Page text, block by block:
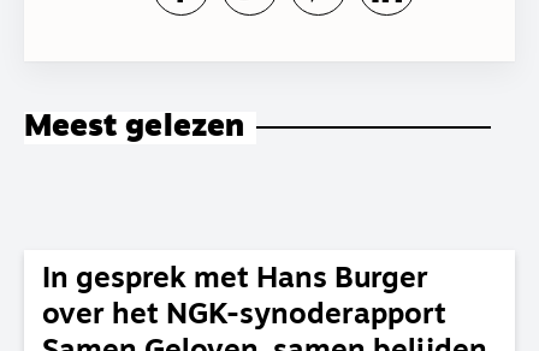
Meest gelezen
In gesprek met Hans Burger
over het NGK-synoderapport